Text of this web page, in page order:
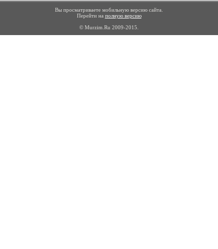
Вы просматриваете мобильную версию сайта.
Перейти на полную версию
© Murzim.Ru 2009-2015.